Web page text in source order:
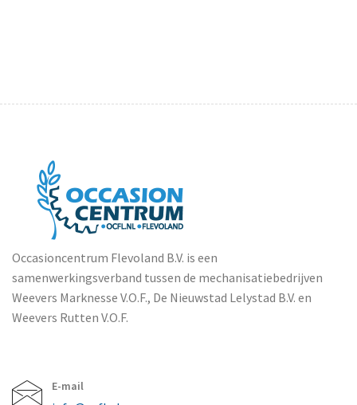
Occasioncentrum Flevoland B.V. is een
samenwerkingsverband tussen de mechanisatiebedrijven
Weevers Marknesse V.O.F., De Nieuwstad Lelystad B.V. en
Weevers Rutten V.O.F.
E-mail